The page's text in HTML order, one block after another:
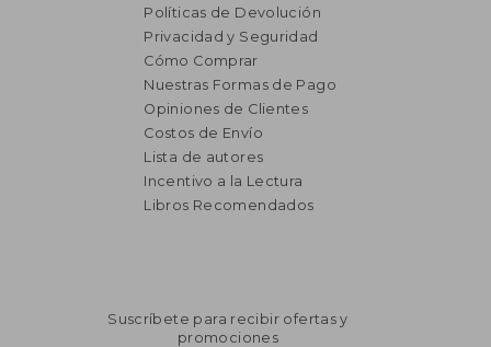
Políticas de Devolución
Privacidad y Seguridad
Cómo Comprar
Nuestras Formas de Pago
Opiniones de Clientes
Costos de Envío
Lista de autores
Incentivo a la Lectura
Libros Recomendados
Suscríbete para recibir ofertas y
promociones